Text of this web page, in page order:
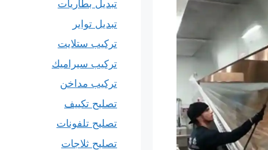
تبديل بطاريات
تبديل تواير
تركيب ستلايت
تركيب سيراميك
تركيب مداخن
تصليح تكييف
تصليح تلفونات
تصليح ثلاجات